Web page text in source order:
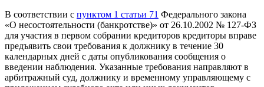
В соответствии с пунктом 1 статьи 71 Федерального закона
«О несостоятельности (банкротстве)» от 26.10.2002 № 127-ФЗ
для участия в первом собрании кредиторов кредиторы вправе
предъявить свои требования к должнику в течение 30
календарных дней с даты опубликования сообщения о
введении наблюдения. Указанные требования направляют в
арбитражный суд, должнику и временному управляющему с